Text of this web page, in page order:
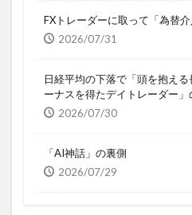
FXトレーダーに取って「為替
2026/07/31
日経平均の下落で「頭を抱え
ーナスを得たデイトレーダー」
2026/07/30
「AI神話」の裏側
2026/07/29